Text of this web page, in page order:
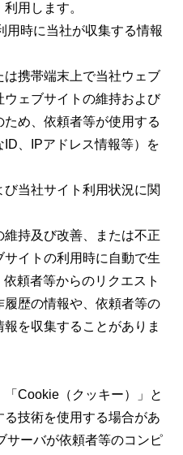
用します。
時に当社が収集する情報
携帯端末上で当社ウェブ
ェブサイトの維持および
め、依頼者等が使用する
、IPアドレス情報等）を
当社サイト利用状況に関
持及び改善、または不正
イトの利用時に自動で生
頼者等からのリクエスト
履歴の情報や、依頼者等の
を収集することがありま
Cookie（クッキー）」と
技術を使用する場合があ
サーバが依頼者等のコンピ